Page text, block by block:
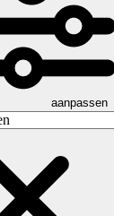
aanpassen